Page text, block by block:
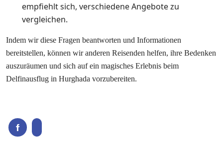
empfiehlt sich, verschiedene Angebote zu
vergleichen.
Indem wir diese Fragen beantworten und Informationen
bereitstellen, können wir anderen Reisenden helfen, ihre Bedenken
auszuräumen und sich auf ein magisches Erlebnis beim
Delfinausflug in Hurghada vorzubereiten.